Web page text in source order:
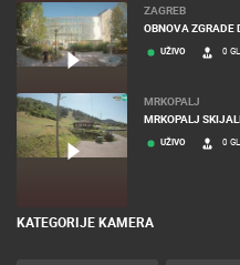
ZAGREB
OBNOVA ZGRADE
UŽIVO 0
MRKOPALJ
MRKOPALJ
UŽIVO 0
KATEGORIJE KAMERA